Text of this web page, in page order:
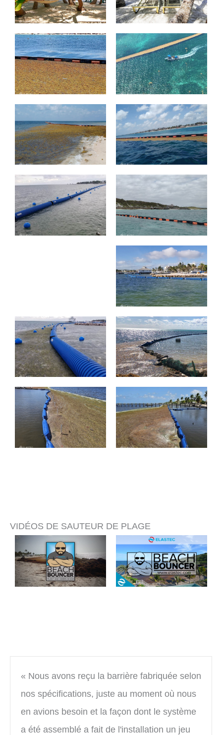
VIDÉOS DE SAUTEUR DE PLAGE
« Nous avons reçu la barrière fabriquée selon
nos spécifications, juste au moment où nous
en avions besoin et la façon dont le système
a été assemblé a fait de l'installation un jeu